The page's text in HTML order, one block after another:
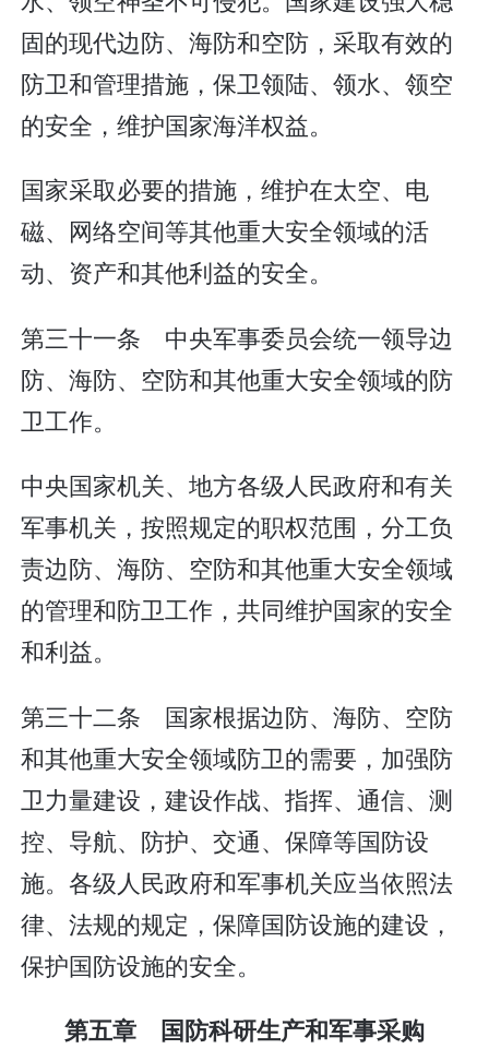
固的现代边防、海防和空防，采取有效的
防卫和管理措施，保卫领陆、领水、领空
的安全，维护国家海洋权益。
国家采取必要的措施，维护在太空、电
磁、网络空间等其他重大安全领域的活
动、资产和其他利益的安全。
第三十一条 中央军事委员会统一领导边
防、海防、空防和其他重大安全领域的防
卫工作。
中央国家机关、地方各级人民政府和有关
军事机关，按照规定的职权范围，分工负
责边防、海防、空防和其他重大安全领域
的管理和防卫工作，共同维护国家的安全
和利益。
第三十二条 国家根据边防、海防、空防
和其他重大安全领域防卫的需要，加强防
卫力量建设，建设作战、指挥、通信、测
控、导航、防护、交通、保障等国防设
施。各级人民政府和军事机关应当依照法
律、法规的规定，保障国防设施的建设，
保护国防设施的安全。
第五章 国防科研生产和军事采购